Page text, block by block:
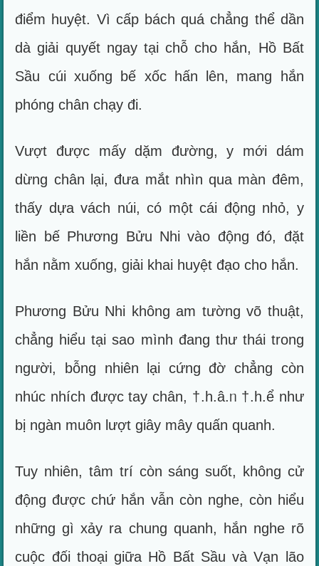
điểm huyệt. Vì cấp bách quá chẳng thể dần
dà giải quyết ngay tại chỗ cho hắn, Hồ Bất
Sầu cúi xuống bế xốc hấn lên, mang hắn
phóng chân chạy đi.
Vượt được mấy dặm đường, y mới dám
dừng chân lại, đưa mắt nhìn qua màn đêm,
thấy dựa vách núi, có một cái động nhỏ, y
liền bế Phương Bửu Nhi vào động đó, đặt
hắn nằm xuống, giải khai huyệt đạo cho hắn.
Phương Bửu Nhi không am tường võ thuật,
chẳng hiểu tại sao mình đang thư thái trong
người, bỗng nhiên lại cứng đờ chẳng còn
nhúc nhích được tay chân, †.h.â.ᥒ †.h.ể như
bị ngàn muôn lượt giây mây quấn quanh.
Tuy nhiên, tâm trí còn sáng suốt, không cử
động được chứ hắn vẫn còn nghe, còn hiểu
những gì xảy ra chung quanh, hắn nghe rõ
cuộc đối thoại giữa Hồ Bất Sầu và Vạn lão